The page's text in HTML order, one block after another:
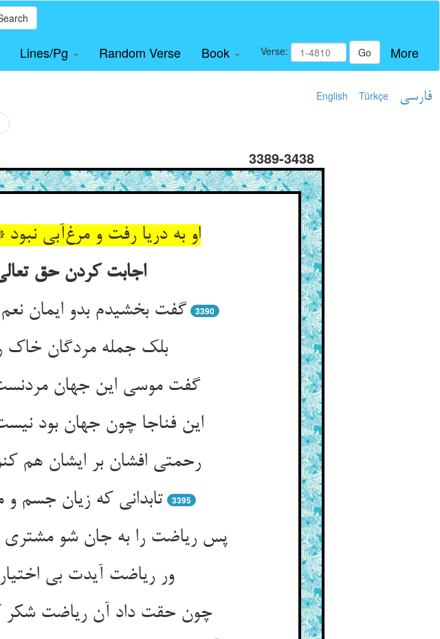
Lines/Pg Random Verse Book Verse: Go More
English Türkçe فارسی
3389-3438
او به دریا رفت و مرغ‌آبی
اجابت کردن حق
گفت بخشیدم بدو ایمان
3390
بلک جمله مردگان خاک
گفت موسی این جهان
این فناجا چون جهان بود
رحمتی افشان بر ایشان هم
تابدانی که زیان جسم
3395
پس ریاضت را به جان شو
ور ریاضت آیدت بی
چون حقت داد آن ریاضت شکر